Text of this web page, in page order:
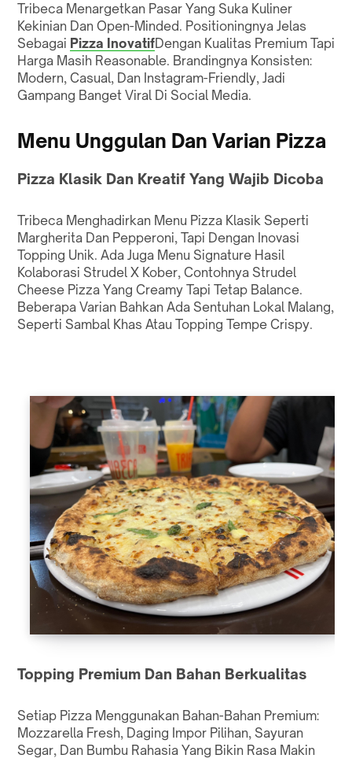
Tribeca Menargetkan Pasar Yang Suka Kuliner
Kekinian Dan Open-Minded. Positioningnya Jelas
Sebagai Pizza InovatifDengan Kualitas Premium Tapi
Harga Masih Reasonable. Brandingnya Konsisten:
Modern, Casual, Dan Instagram-Friendly, Jadi
Gampang Banget Viral Di Social Media.
Menu Unggulan Dan Varian Pizza
Pizza Klasik Dan Kreatif Yang Wajib Dicoba
Tribeca Menghadirkan Menu Pizza Klasik Seperti
Margherita Dan Pepperoni, Tapi Dengan Inovasi
Topping Unik. Ada Juga Menu Signature Hasil
Kolaborasi Strudel X Kober, Contohnya Strudel
Cheese Pizza Yang Creamy Tapi Tetap Balance.
Beberapa Varian Bahkan Ada Sentuhan Lokal Malang,
Seperti Sambal Khas Atau Topping Tempe Crispy.
Topping Premium Dan Bahan Berkualitas
Setiap Pizza Menggunakan Bahan-Bahan Premium:
Mozzarella Fresh, Daging Impor Pilihan, Sayuran
Segar, Dan Bumbu Rahasia Yang Bikin Rasa Makin